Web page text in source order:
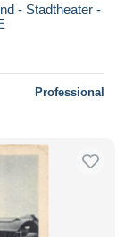
- Stadtheater -
Professional